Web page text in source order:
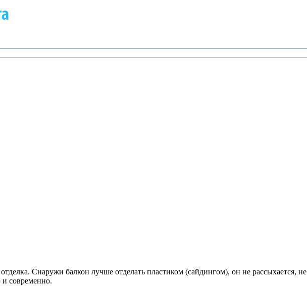
Снаружи балкон лучше отделать пластиком (сайдингом), он не рассыхается, не
и современно.